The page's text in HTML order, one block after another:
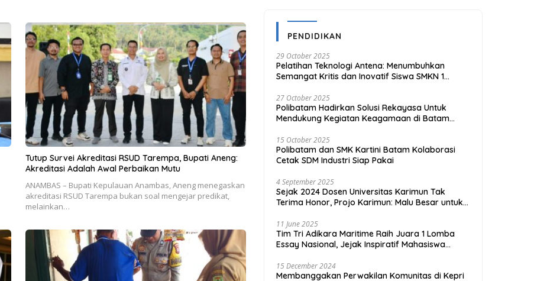
Tutup Survei Akreditasi RSUD Tarempa, Bupati Aneng:
Akreditasi Adalah Awal Perbaikan Mutu
ANAMBAS – Bupati Kepulauan Anambas, Aneng menegaskan
akreditasi RSUD Tarempa bukan soal mengejar predikat,
melainkan…
PENDIDIKAN
29 October 2025
Pelatihan Teknologi Antena: Menumbuhkan
Semangat Kritis dan Inovatif Siswa SMKN 1
27 October 2025
Polibatam Hadirkan Solusi Rekayasa Untuk
Mendukung Kegiatan Keagamaan di Batam
15 October 2025
Polibatam dan SMK Kartini Batam Kolaborasi
Cetak SDM Industri Siap Pakai
4 September 2025
Sejak 2024 Dosen Universitas Karimun Tak
Terima Honor, Projo Karimun: Malu Besar untuk
11 June 2025
Tim Tri Adikara Maritime Raih Juara 1 Lomba
Essay Nasional, Jejak Inspiratif Mahasiswa
15 December 2024
Membanggakan Perwakilan Komunitas di Kepri